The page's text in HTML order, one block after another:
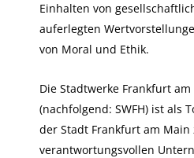
Einhalten von
auferlegten
von Moral und Ethik.
Die Stadtwerke Frankfurt
(nachfolgend: SWFH) ist als
der Stadt Frankfurt am
verantwortungsvollen